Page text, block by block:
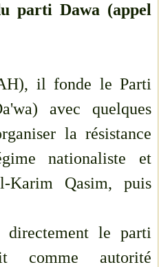
parti Dawa (appel
il fonde le Parti
avec quelques
la résistance
nationaliste et
Karim Qasim, puis
le parti
comme autorité